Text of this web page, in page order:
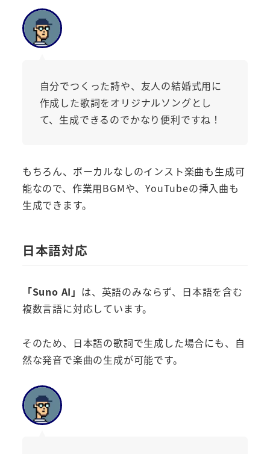
自分でつくった詩や、友人の結婚式用に
作成した歌詞をオリジナルソングとし
て、生成できるのでかなり便利ですね！
もちろん、ボーカルなしのインスト楽曲も生成可
能なので、作業用BGMや、YouTubeの挿入曲も
生成できます。
日本語対応
「Suno AI」 は、英語のみならず、日本語を含む
複数言語に対応しています。
そのため、日本語の歌詞で生成した場合にも、自
然な発音で楽曲の生成が可能です。